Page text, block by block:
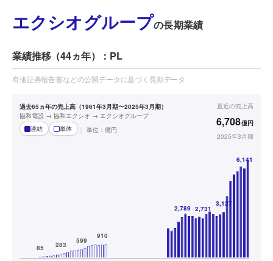
エクシオグループの長期業績
業績推移（44ヵ年）：PL
有価証券報告書などの公開データに基づく長期データ
過去65ヵ年の売上高（1961年3月期〜2025年3月期）
協和電設 → 協和エクシオ → エクシオグループ
連結
単体 単位： 億円
直近の売上高
6,708億円
2025年3月期